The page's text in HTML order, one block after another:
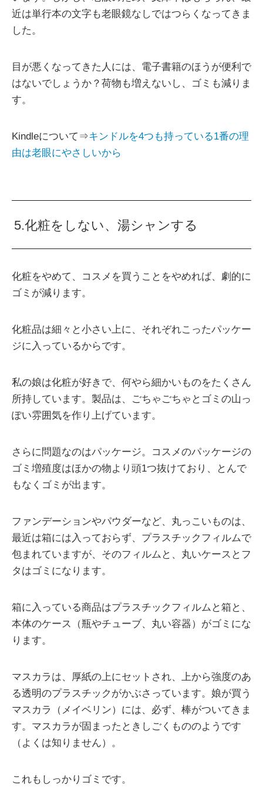
近は単行本の文字も老眼鏡なしではつらくなってきま
した。
目が悪くなってきた人には、電子書籍のほうが便利で
はないでしょうか？荷物も増えないし、ゴミも減りま
す。
Kindleについて⇒キンドルを4つも持っている1番の理
由は老眼にやさしいから
5.化粧をしない、湯シャンする
化粧をやめて、コスメを買うことをやめれば、劇的に
ゴミが減ります。
化粧品は細々と小さい上に、それぞれこったパッケー
ジに入っているからです。
私の娘は化粧が好きで、何やら細かいものをたくさん
所持しています。製品は、ごちゃごちゃとゴミの山っ
ぽい雰囲気を作り上げています。
さらに問題なのはパッケージ。コスメのパッケージの
ゴミ増殖度はほかの物より頭1つ抜けており、とんで
もなくゴミが出ます。
ファンデーションやパウダーなど、丸っこいものは、
最近は箱には入っておらず、プラスチックフィルムで
包まれていますが、そのフィルムと、丸いケースとフ
タはゴミになります。
箱に入っている商品はプラスチックフィルムと箱と、
本体のケース（瓶やチューブ、丸い容器）がゴミにな
ります。
マスカラは、厚紙の上にセットされ、上から強度のあ
る透明のプラスチックがかぶさっています。娘が買う
マスカラ（メイベリン）には、必ず、棒がついてきま
す。マスカラが固まったときしごくもののようです
（よくは知りません）。
これもしっかりゴミです。